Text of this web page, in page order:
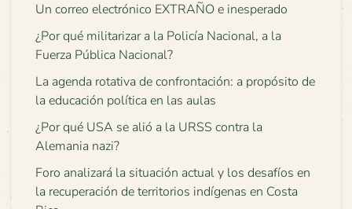
Un correo electrónico EXTRAÑO e inesperado
¿Por qué militarizar a la Policía Nacional, a la
Fuerza Pública Nacional?
La agenda rotativa de confrontación: a propósito de
la educación política en las aulas
¿Por qué USA se alió a la URSS contra la
Alemania nazi?
Foro analizará la situación actual y los desafíos en
la recuperación de territorios indígenas en Costa